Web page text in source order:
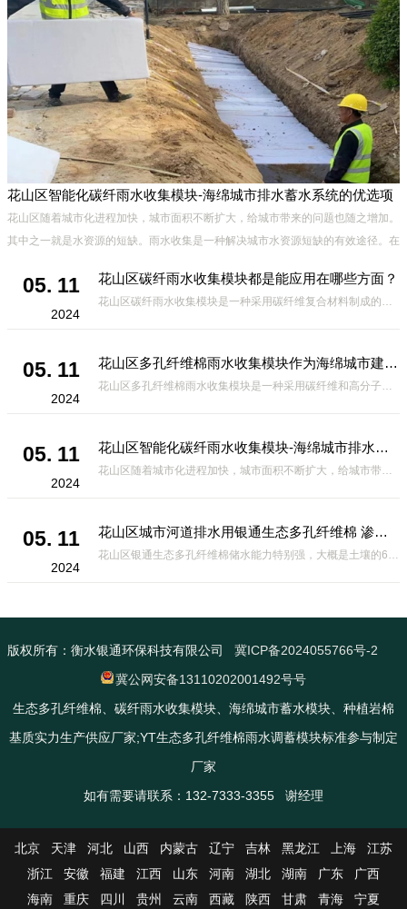
花山区智能化碳纤雨水收集模块-海绵城市排水蓄水系统的优选项
花山区随着城市化进程加快，城市面积不断扩大，给城市带来的问题也随之增加。
其中之一就是水资源的短缺。雨水收集是一种解决城市水资源短缺的有效途径。在
05. 11
2024
花山区碳纤雨水收集模块都是能应用在哪些方面？
花山区碳纤雨水收集模块是一种采用碳纤维复合材料制成的雨水收集装置，具有*、环保、可持续等诸多优点。这种模块的设计独特，结构轻巧且强度高，耐腐蚀，能够在各种环境条件下稳定运行。其广泛的应用领域不仅体现在城市规
05. 11
2024
花山区多孔纤维棉雨水收集模块作为海绵城市建设中的一种创新材料
花山区多孔纤维棉雨水收集模块是一种采用碳纤维和高分子材料复合而成的新型材料。它拥有高度多孔的结构，能够有效吸收和储存雨水，同时利用其独特的导流设计，将雨水迅速排出，有效防止城市内涝的发生。此外，该材料还具有
05. 11
2024
花山区智能化碳纤雨水收集模块-海绵城市排水蓄水系统的优选项
花山区随着城市化进程加快，城市面积不断扩大，给城市带来的问题也随之增加。其中之一就是水资源的短缺。雨水收集是一种解决城市水资源短缺的有效途径。在雨水收集技术中，智能化碳纤雨水收集模块的出现，为解决城市水资源
05. 11
2024
花山区城市河道排水用银通生态多孔纤维棉 渗透性好重量轻
花山区银通生态多孔纤维棉储水能力特别强，大概是土壤的6倍，所以在下暴雨或者是严重的雨雪天气时，能将降水量很好的吸收掉，到了天气晴朗之后又会将这些水分蒸发到空气中。这种材料在绿化环保上能起到很大的作用，能够大
版权所有：衡水银通环保科技有限公司
冀ICP备2024055766号-2
冀公网安备13110202001492号号
生态多孔纤维棉、碳纤雨水收集模块、海绵城市蓄水模块、种植岩棉
基质实力生产供应厂家;YT生态多孔纤维棉雨水调蓄模块标准参与制定
厂家
如有需要请联系：132-7333-3355 谢经理
北京 天津 河北 山西 内蒙古 辽宁 吉林 黑龙江 上海
江苏
浙江
安徽 福建 江西 山东 河南 湖北 湖南 广东
广西
海南
重庆 四川 贵州 云南 西藏 陕西 甘肃 青海 宁夏